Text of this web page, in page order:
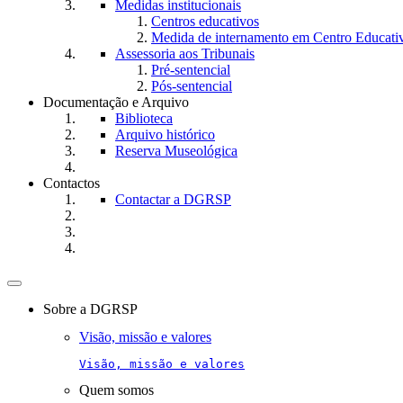
Medidas institucionais
Centros educativos
Medida de internamento em Centro
Assessoria aos Tribunais
Pré-sentencial
Pós-sentencial
Documentação e Arquivo
Biblioteca
Arquivo histórico
Reserva Museológica
Contactos
Contactar a DGRSP
Toggle
navigationSobre a DGRSP
Visão, missão e valores
Visão, missão e valores
Quem somos